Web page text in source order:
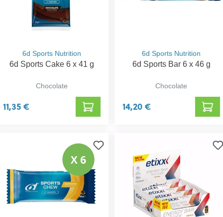
6d Sports Nutrition
6d Sports Cake 6 x 41 g
Chocolate
11,35 €
6d Sports Nutrition
6d Sports Bar 6 x 46 g
Chocolate
14,20 €